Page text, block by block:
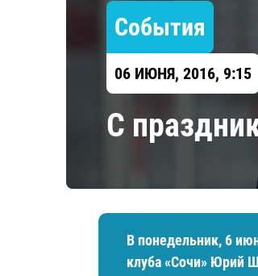
События
06 ИЮНЯ, 2016, 9:15
​С
В понедельник, 6
клуба «Сочи» Юрий